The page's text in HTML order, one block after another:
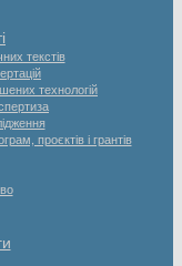
текстів
технологій
проєктів і грантів